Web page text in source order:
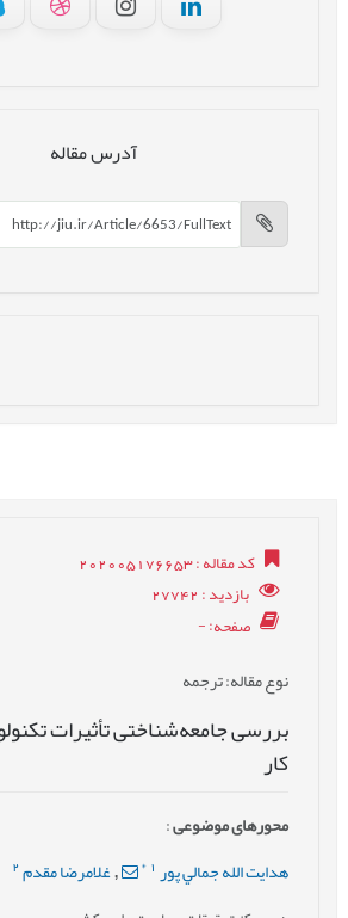
آدرس مقاله
کد مقاله: 202005176653
بازدید: 27742
صفحه: -
نوع مقاله: ترجمه
بررسی جامعه‌شناختی تأثيرات
كار
محورهای موضوعی:
هدايت الله جمالي پور *
,غلامرضا مقدم2